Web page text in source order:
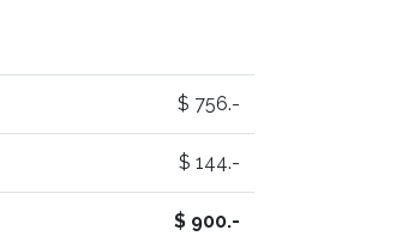
$ 756.-
$ 144.-
$ 900.-